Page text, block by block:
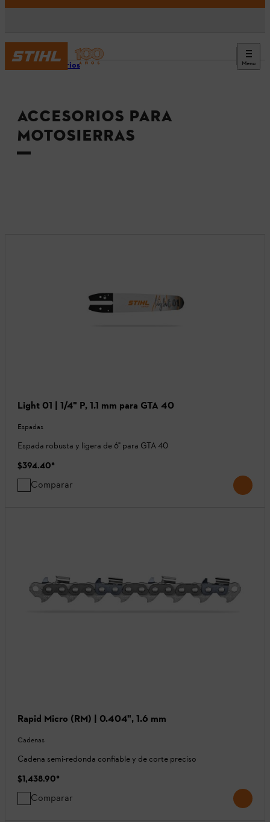
Menu
Accesorios
ACCESORIOS PARA
MOTOSIERRAS
Light 01 | 1/4" P, 1.1 mm para GTA 40
Espadas
Espada robusta y ligera de 6" para GTA 40
$394.40*
Comparar
Rapid Micro (RM) | 0.404", 1.6 mm
Cadenas
Cadena semi-redonda confiable y de corte preciso
$1,438.90*
Comparar